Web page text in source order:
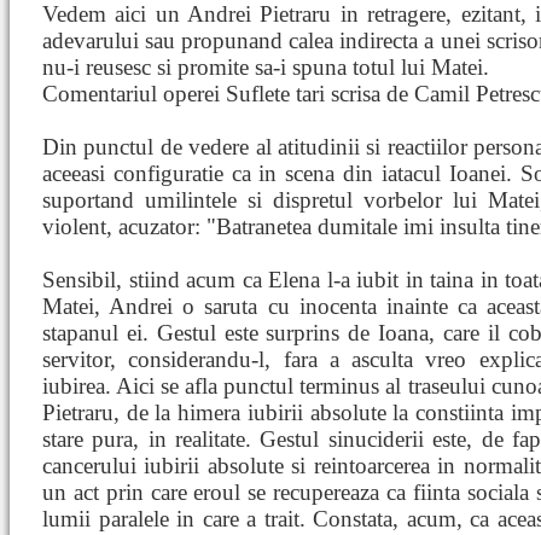
Vedem aici un Andrei Pietraru in retragere, ezitant,
adevarului sau propunand calea indirecta a unei
nu-i reusesc si promite sa-i spuna totul lui Matei.
Comentariul operei Suflete tari scrisa de Camil
Din punctul de vedere al atitudinii si reactiilor
aceeasi configuratie ca in scena din iatacul Ioanei.
suportand umilintele si dispretul vorbelor lui
violent, acuzator: "Batranetea dumitale imi insulta
Sensibil, stiind acum ca Elena l-a iubit in taina in
Matei, Andrei o saruta cu inocenta inainte ca
stapanul ei. Gestul este surprins de Ioana, care il
servitor, considerandu-l, fara a asculta vreo
iubirea. Aici se afla punctul terminus al traseului
Pietraru, de la himera iubirii absolute la constiinta
stare pura, in realitate. Gestul sinuciderii este, de
cancerului iubirii absolute si reintoarcerea in
un act prin care eroul se recupereaza ca fiinta sociala
lumii paralele in care a trait. Constata, acum, ca